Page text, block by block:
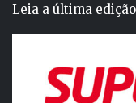
Leia a última edição